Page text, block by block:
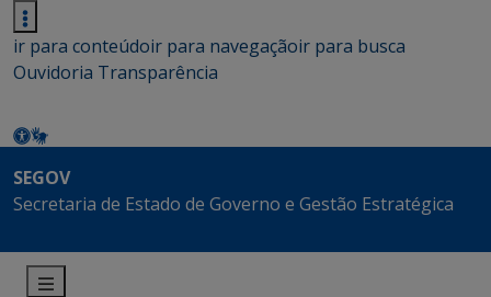
ir para conteúdoir para navegaçãoir para busca
Ouvidoria Transparência
SEGOV
Secretaria de Estado de Governo e Gestão Estratégica